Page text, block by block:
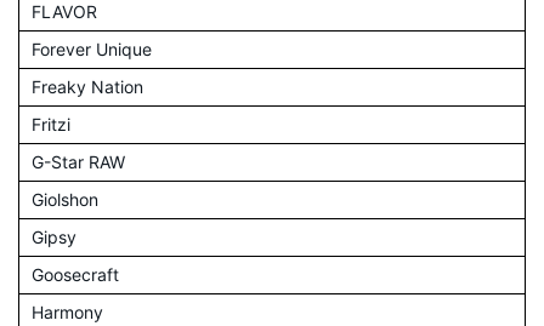
FLAVOR
Forever Unique
Freaky Nation
Fritzi
G-Star RAW
Giolshon
Gipsy
Goosecraft
Harmony